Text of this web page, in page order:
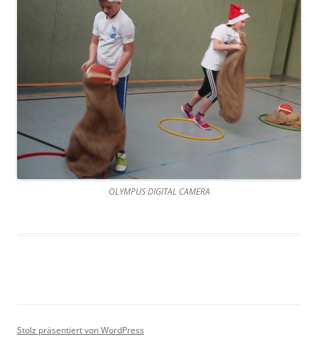
OLYMPUS DIGITAL CAMERA
Stolz präsentiert von WordPress